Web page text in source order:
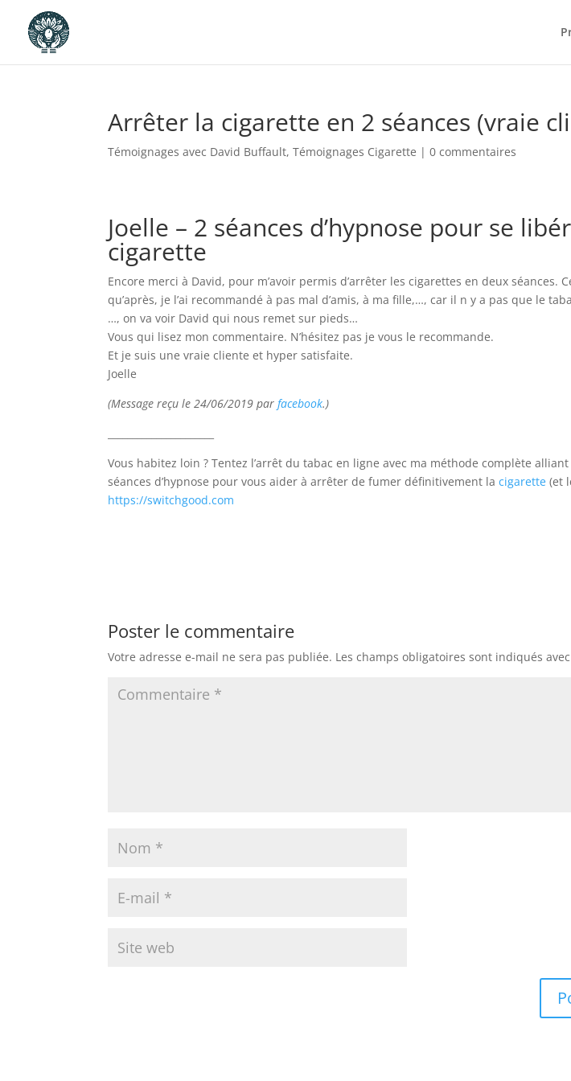
Arrêter la cigarette en 2 séances (vraie
Témoignages avec David Buffault,Témoignages Cigarette |0 commentaires
Joelle – 2 séances d’hypnose pour se
cigarette
Encore merci à David, pour m’avoir permis d’arrêter les cigarettes en deux séances.
qu’après, je l’ai recommandé à pas mal d’amis, à ma fille,…, car il n y a pas que le
…, on va voir David qui nous remet sur pieds…
Vous qui lisez mon commentaire. N’hésitez pas je vous le recommande.
Et je suis une vraie cliente et hyper satisfaite.
Joelle
(Message reçu le 24/06/2019 parfacebook.)
Vous habitez loin ? Tentez l’arrêt du tabac en ligne avec ma méthode complète
séances d’hypnose pour vous aider à arrêter de fumer définitivement lacigarette (et
https://switchgood.com
Poster le commentaire
Votre adresse e-mail ne sera pas publiée. Les champs obligatoires sont indiqués